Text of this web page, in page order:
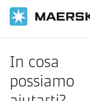
In cosa
possiamo